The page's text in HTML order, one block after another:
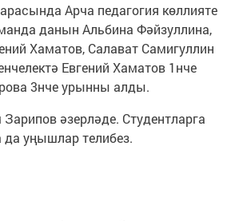
Арча педагогия көллияте
данын Альбина Фәйзуллина,
Хаматов, Салават Самигуллин
Евгений Хаматов 1нче
3нче урынны алды.
әзерләде. Студентларга
уңышлар телибез.